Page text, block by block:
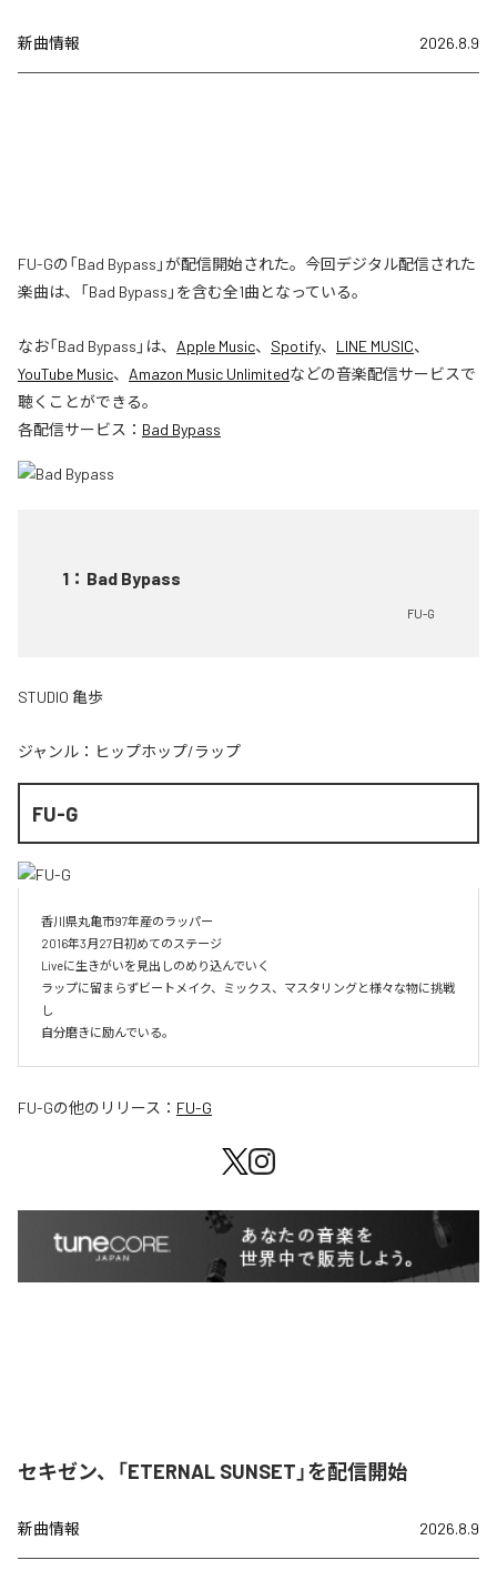
新曲情報 2026.8.9
FU-Gの「Bad Bypass」が配信開始された。今回デジタル配信された
楽曲は、「Bad Bypass」を含む全1曲となっている。
なお「Bad Bypass 」は、 Apple Music、 Spotify、 LINE MUSIC、
YouTube Music、 Amazon Music Unlimitedなどの音楽配信サービスで
聴くことができる。
各配信サービス： Bad Bypass
1 ： Bad Bypass
FU-G
STUDIO 亀歩
ジャンル： ヒップホップ/ラップ
FU-G
香川県丸亀市97年産のラッパー
2016年3月27日初めてのステージ
Liveに生きがいを見出しのめり込んでいく
ラップに留まらずビートメイク、ミックス、マスタリングと様々な物に挑戦
し
自分磨きに励んでいる。
FU-Gの他のリリース： FU-G
セキゼン、「ETERNAL SUNSET」を配信開始
新曲情報 2026.8.9